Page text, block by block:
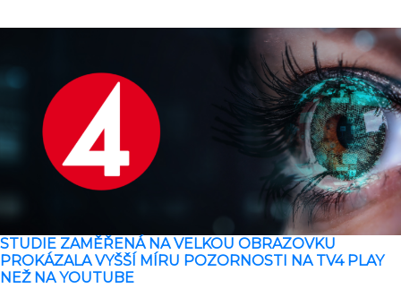
STUDIE ZAMĚŘENÁ NA VELKOU OBRAZOVKU
PROKÁZALA VYŠŠÍ MÍRU POZORNOSTI NA TV4 PLAY
NEŽ NA YOUTUBE